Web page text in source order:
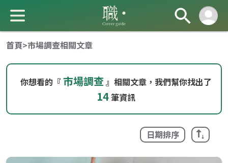
首頁>市場調查相關文章
你想看的『 市場調查 』相關文章，我們幫你找出了
14筆資訊
日期排序